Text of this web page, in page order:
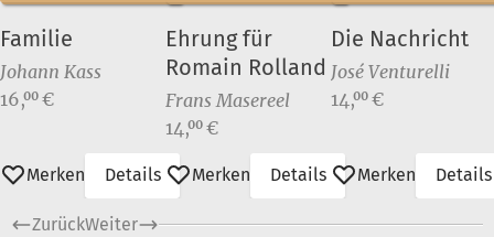
Familie
Johann Kass
Preis:
16,00 €
Merken Details
Ehrung für
Romain Rolland
Frans Masereel
Preis:
14,00 €
Merken Details
Die Nachricht
José Venturelli
Preis:
14,00 €
Merken Details
ZurückWeiter